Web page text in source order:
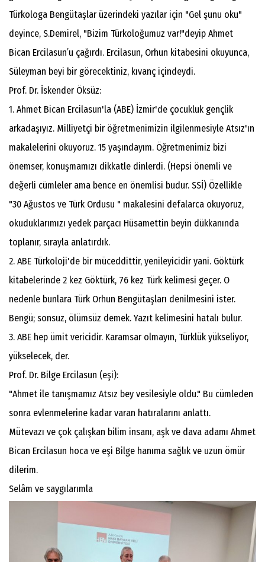
Türkologa Bengütaşlar üzerindeki yazılar için "Gel şunu oku"
deyince, S.Demirel, "Bizim Türkoloğumuz var!"deyip Ahmet
Bican Ercilasun’u çağırdı. Ercilasun, Orhun kitabesini okuyunca,
Süleyman beyi bir görecektiniz, kıvanç içindeydi.
Prof. Dr. İskender Öksüz:
1. Ahmet Bican Ercilasun'la (ABE) İzmir'de çocukluk gençlik
arkadaşıyız. Milliyetçi bir öğretmenimizin ilgilenmesiyle Atsız'ın
makalelerini okuyoruz. 15 yaşındayım. Öğretmenimiz bizi
önemser, konuşmamızı dikkatle dinlerdi. (Hepsi önemli ve
değerli cümleler ama bence en önemlisi budur. SSİ) Özellikle
"30 Ağustos ve Türk Ordusu " makalesini defalarca okuyoruz,
okuduklarımızı yedek parçacı Hüsamettin beyin dükkanında
toplanır, sırayla anlatırdık.
2. ABE Türkoloji'de bir müceddittir, yenileyicidir yani. Göktürk
kitabelerinde 2 kez Göktürk, 76 kez Türk kelimesi geçer. O
nedenle bunlara Türk Orhun Bengütaşları denilmesini ister.
Bengü; sonsuz, ölümsüz demek. Yazıt kelimesini hatalı bulur.
3. ABE hep ümit vericidir. Karamsar olmayın, Türklük yükseliyor,
yükselecek, der.
Prof. Dr. Bilge Ercilasun (eşi):
"Ahmet ile tanışmamız Atsız bey vesilesiyle oldu." Bu cümleden
sonra evlenmelerine kadar varan hatıralarını anlattı.
Mütevazı ve çok çalışkan bilim insanı, aşk ve dava adamı Ahmet
Bican Ercilasun hoca ve eşi Bilge hanıma sağlık ve uzun ömür
dilerim.
Selâm ve saygılarımla